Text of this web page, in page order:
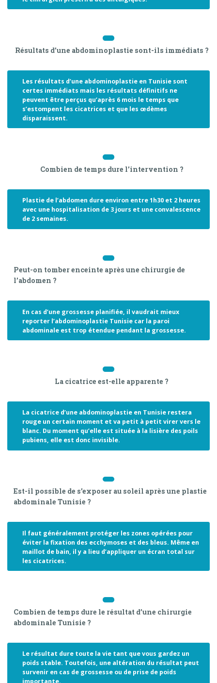
Résultats d’une abdominoplastie sont-ils immédiats ?
Les résultats d’une abdominoplastie en Tunisie sont
certes immédiats mais les résultats définitifs ne
peuvent être perçus qu’après 6 mois le temps que
s’estompent les cicatrices et que les œdèmes
disparaissent.
Combien de temps dure l’intervention ?
Plastie de l’abdomen dure environ entre 1h30 et 2 heures
avec une hospitalisation de 3 jours et une convalescence
de 2 semaines.
Peut-on tomber enceinte après une chirurgie de
l’abdomen ?
En cas d’une grossesse planifiée, il vaudrait mieux
reporter l’abdominoplastie Tunisie car la paroi
abdominale est trop étendue pendant la grossesse.
La cicatrice est-elle apparente ?
La cicatrice d’une abdominoplastie en Tunisie restera
rouge un certain moment et va petit à petit virer vers le
blanc. Du moment qu’elle est située à la lisière des poils
pubiens, elle est donc invisible.
Est-il possible de s’exposer au soleil après une plastie
abdominale Tunisie ?
Il faut généralement protéger les zones opérées pour
éviter la fixation des ecchymoses et des bleus. Même en
maillot de bain, il y a lieu d’appliquer un écran total sur
les cicatrices.
Combien de temps dure le résultat d’une chirurgie
abdominale Tunisie ?
Le résultat dure toute la vie tant que vous gardez un
poids stable. Toutefois, une altération du résultat peut
survenir en cas de grossesse ou de prise de poids
importante.